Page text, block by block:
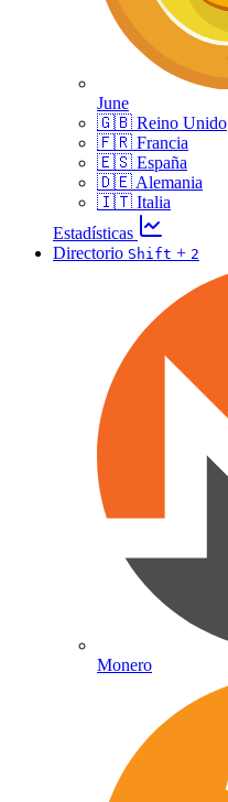
June
🇬🇧 Reino Unido
🇫🇷 Francia
🇪🇸 España
🇩🇪 Alemania
🇮🇹 Italia
Estadísticas
Directorio Shift + 2
Monero